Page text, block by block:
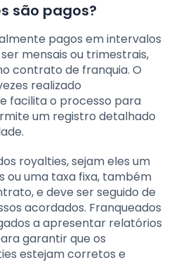
são pagos?
pagos em intervalos
mensais ou trimestrais,
contrato de franquia. O
realizado
facilita o processo para
um registro detalhado
royalties, sejam eles um
ou uma taxa fixa, também
e deve ser seguido de
acordados. Franqueados
a apresentar relatórios
garantir que os
estejam corretos e